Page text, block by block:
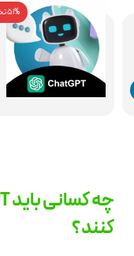
51% تخفیف
کنند؟